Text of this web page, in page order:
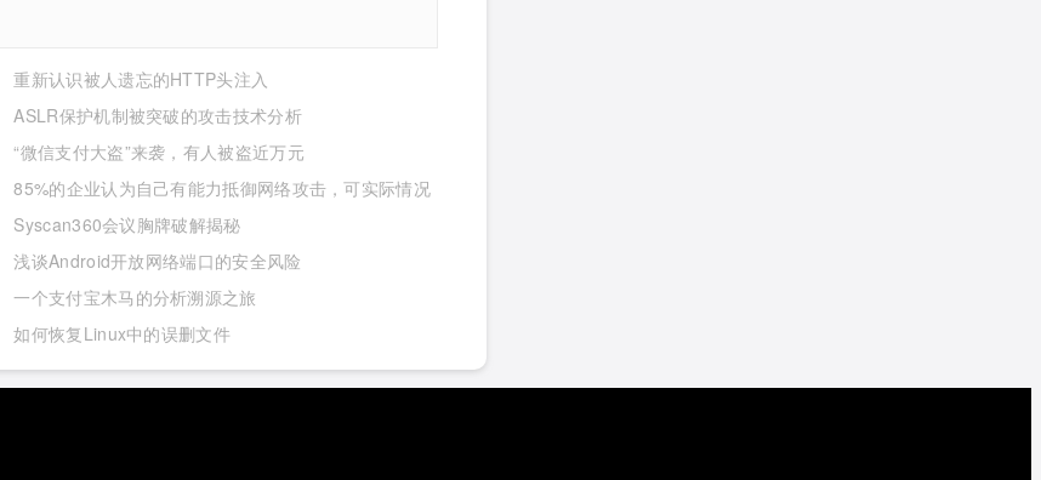
重新认识被人遗忘的HTTP头注入
ASLR保护机制被突破的攻击技术分析
“微信支付大盗”来袭，有人被盗近万元
85%的企业认为自己有能力抵御网络攻击，可实际情况
是…Syscan360会议胸牌破解揭秘
浅谈Android开放网络端口的安全风险
一个支付宝木马的分析溯源之旅
如何恢复Linux中的误删文件